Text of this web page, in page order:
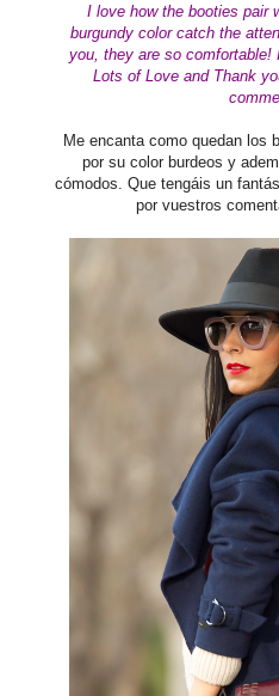
I love how the booties pair
burgundy color catch the
you, they are so comfortable!
Lots of Love and Thank
Me encanta como quedan los
por su color burdeos y
cómodos. Que tengáis un
por vuestros